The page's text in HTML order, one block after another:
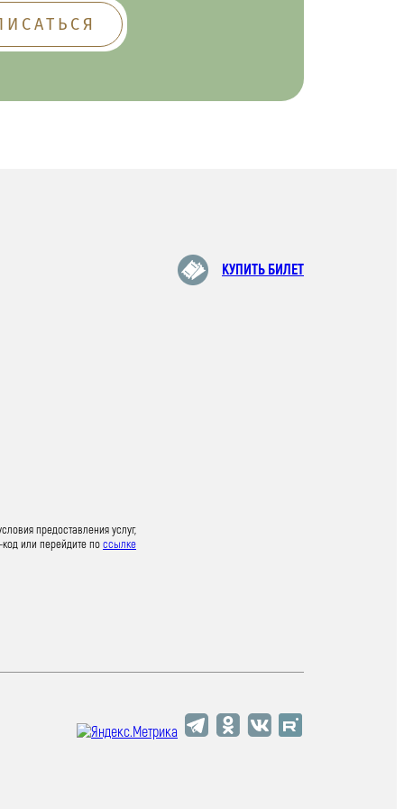
КУПИТЬ БИЛЕТ
предоставления услуг,
код или перейдите поссылке